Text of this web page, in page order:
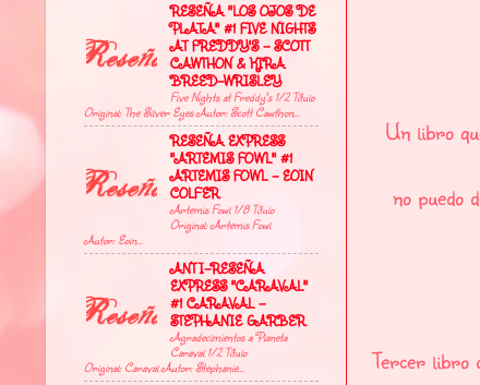
Un libro
no puedo
Tercer libro
RESEÑA "LOS OJOS DE
PLATA" #1 FIVE NIGHTS
AT FREDDY'S - SCOTT
CAWTHON & KIRA
BREED-WRISLEY
Five Nights at Freddy's 1/2 Título
Original: The Silver Eyes Autor: Scott Cawthon...
RESEÑA EXPRESS
"ARTEMIS FOWL" #1
ARTEMIS FOWL - EOIN
COLFER
Artemis Fowl 1/8 Título
Original: Artemis Fowl
Autor: Eoin...
ANTI-RESEÑA
EXPRESS "CARAVAL"
#1 CARAVAL -
STEPHANIE GARBER
Agradecimientos a Planeta
Caraval 1/2 Título
Original: Caraval Autor: Stephanie...